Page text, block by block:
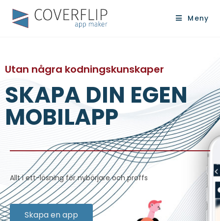
Meny
Utan några kodningskunskaper
SKAPA DIN EGEN
MOBILAPP
Allt i ett-lösning för nybörjare och proffs
Skapa en app